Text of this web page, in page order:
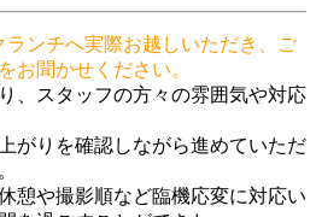
ランチへ実際お越しいただき、ご
お聞かせください。
、スタッフの方々の雰囲気や対応
がりを確認しながら進めていただ
憩や撮影順など臨機応変に対応い